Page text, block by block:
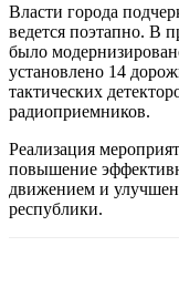
Власти города
ведется поэтапно. В
было
установлено 14
тактических
радиоприемников.
Реализация
повышение
движением и
республики.